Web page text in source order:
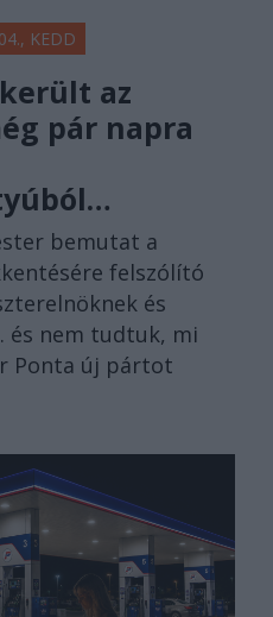
KEDD
az
pár napra
bemutat a
felszólító
és
és nem tudtuk, mi
Ponta új pártot